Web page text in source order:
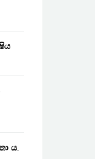
ය.